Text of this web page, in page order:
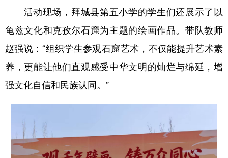
活动现场，拜城县第五小学的学生们还展示了以
龟兹文化和克孜尔石窟为主题的绘画作品。带队教师
赵强说：“组织学生参观石窟艺术，不仅能提升艺术素
养，更能让他们直观感受中华文明的灿烂与绵延，增
强文化自信和民族认同。”